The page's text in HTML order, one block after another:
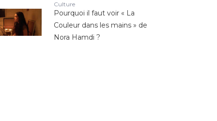
Culture
Pourquoi il faut voir « La
Couleur dans les mains » de
Nora Hamdi ?